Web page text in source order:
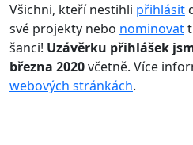
Všichni, kteří nestihli přihlásit
své projekty nebo nominovat
šanci! Uzávěrku přihlášek
března 2020včetně. Více
webových stránkách.